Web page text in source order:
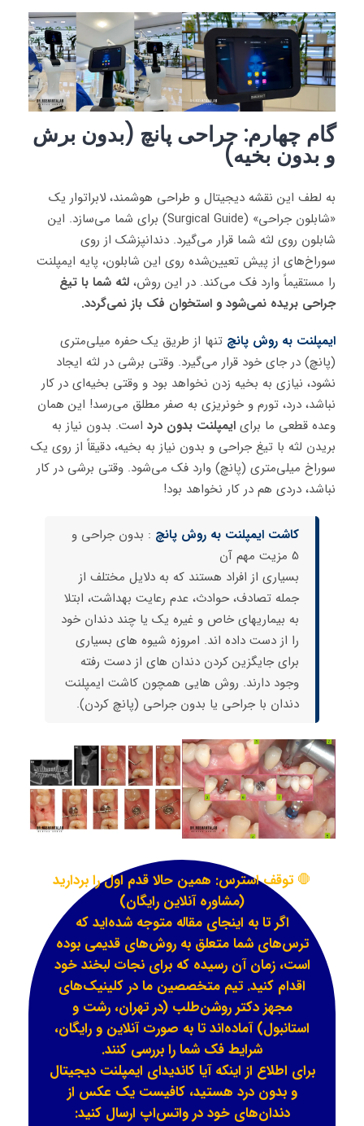
گام چهارم: جراحی پانچ (بدون برش
و بدون بخیه)
به لطف این نقشه دیجیتال و طراحی هوشمند، لابراتوار یک
«شابلون جراحی» (Surgical Guide) برای شما می‌سازد. این
شابلون روی لثه شما قرار می‌گیرد. دندانپزشک از روی
سوراخ‌های از پیش تعیین‌شده روی این شابلون، پایه ایمپلنت
را مستقیماً وارد فک می‌کند. در این روش، لثه شما با تیغ
جراحی بریده نمی‌شود و استخوان فک باز نمی‌گردد.
ایمپلنت به روش پانچ تنها از طریق یک حفره میلی‌متری
(پانچ) در جای خود قرار می‌گیرد. وقتی برشی در لثه ایجاد
نشود، نیازی به بخیه زدن نخواهد بود و وقتی بخیه‌ای در کار
نباشد، درد، تورم و خونریزی به صفر مطلق می‌رسد! این همان
وعده قطعی ما برای ایمپلنت بدون درد است. بدون نیاز به
بریدن لثه با تیغ جراحی و بدون نیاز به بخیه، دقیقاً از روی یک
سوراخ میلی‌متری (پانچ) وارد فک می‌شود. وقتی برشی در کار
نباشد، دردی هم در کار نخواهد بود!
کاشت ایمپلنت به روش پانچ : بدون جراحی و
5 مزیت مهم آن
بسیاری از افراد هستند که به دلایل مختلف از
جمله تصادف، حوادث، عدم رعایت بهداشت، ابتلا
به بیماریهای خاص و غیره یک یا چند دندان خود
را از دست داده اند. امروزه شیوه های بسیاری
برای جایگزین کردن دندان های از دست رفته
وجود دارند. روش هایی همچون کاشت ایمپلنت
دندان با جراحی یا بدون جراحی (پانچ کردن).
🛑 توقف استرس: همین حالا قدم اول را بردارید
(مشاوره آنلاین رایگان)
اگر تا به اینجای مقاله متوجه شده‌اید که
ترس‌های شما متعلق به روش‌های قدیمی بوده
است، زمان آن رسیده که برای نجات لبخند خود
اقدام کنید. تیم متخصصین ما در کلینیک‌های
مجهز دکتر روشن‌طلب (در تهران، رشت و
استانبول) آماده‌اند تا به صورت آنلاین و رایگان،
شرایط فک شما را بررسی کنند.
برای اطلاع از اینکه آیا کاندیدای ایمپلنت دیجیتال
و بدون درد هستید، کافیست یک عکس از
دندان‌های خود در واتس‌اپ ارسال کنید: